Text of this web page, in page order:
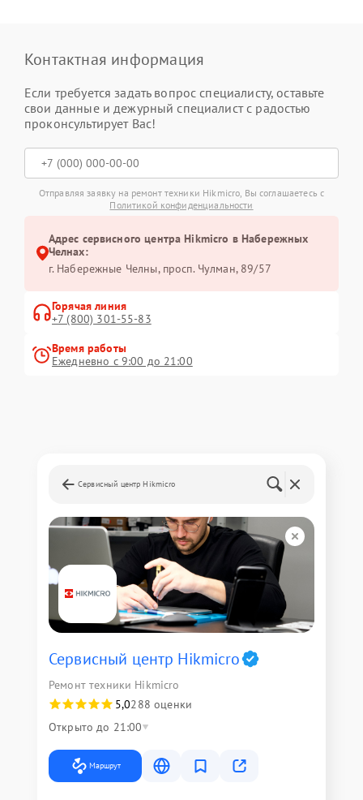
Контактная информация
Если требуется задать вопрос специалисту, оставьте
свои данные и дежурный специалист с радостью
проконсультирует Вас!
Отправляя заявку на ремонт техники Hikmicro, Вы соглашаетесь с
Политикой конфиденциальности
Адрес сервисного центра Hikmicro в Набережных
Челнах:
г. Набережные Челны, просп. Чулман, 89/57
Горячая линия
+7 (800) 301-55-83
Время работы
Ежедневно с 9:00 до 21:00
Сервисный центр Hikmicro
Сервисный центр Hikmicro
Ремонт техники Hikmicro
5,0288 оценки
Открыто до 21:00
Маршрут